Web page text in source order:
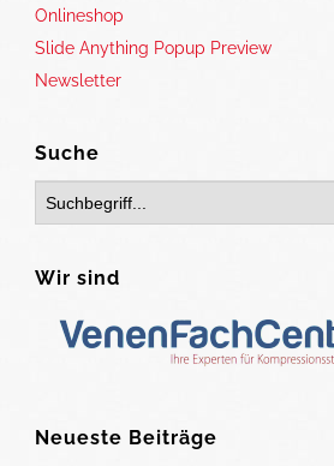
Onlineshop
Slide Anything Popup Preview
Newsletter
Suche
Wir sind
Neueste Beiträge